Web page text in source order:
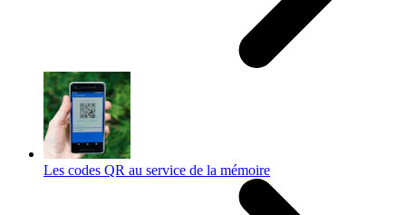
Les codes QR au service de la mémoire